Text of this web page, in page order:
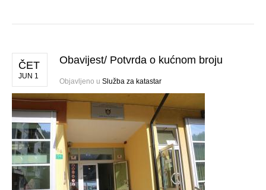
ČET
JUN 1
Obavijest/ Potvrda o kućnom broju
Objavljeno u Služba za katastar